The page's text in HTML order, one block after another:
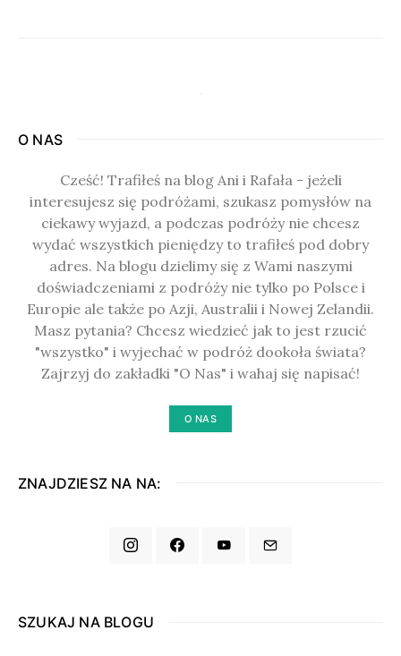
O NAS
Cześć! Trafiłeś na blog Ani i Rafała - jeżeli
interesujesz się podróżami, szukasz pomysłów na
ciekawy wyjazd, a podczas podróży nie chcesz
wydać wszystkich pieniędzy to trafiłeś pod dobry
adres. Na blogu dzielimy się z Wami naszymi
doświadczeniami z podróży nie tylko po Polsce i
Europie ale także po Azji, Australii i Nowej Zelandii.
Masz pytania? Chcesz wiedzieć jak to jest rzucić
"wszystko" i wyjechać w podróż dookoła świata?
Zajrzyj do zakładki "O Nas" i wahaj się napisać!
O NAS
ZNAJDZIESZ NA NA:
SZUKAJ NA BLOGU